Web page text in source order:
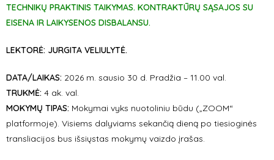
TECHNIKŲ PRAKTINIS TAIKYMAS. KONTRAKTŪRŲ SĄSAJOS SU
EISENA IR LAIKYSENOS DISBALANSU.
LEKTORĖ: JURGITA VELIULYTĖ.
DATA/LAIKAS: 2026 m. sausio 30 d. Pradžia – 11.00 val.
TRUKMĖ: 4 ak. val.
MOKYMŲ TIPAS: Mokymai vyks nuotoliniu būdu („ZOOM“
platformoje). Visiems dalyviams sekančią dieną po tiesioginės
transliacijos bus išsiųstas mokymų vaizdo įrašas.